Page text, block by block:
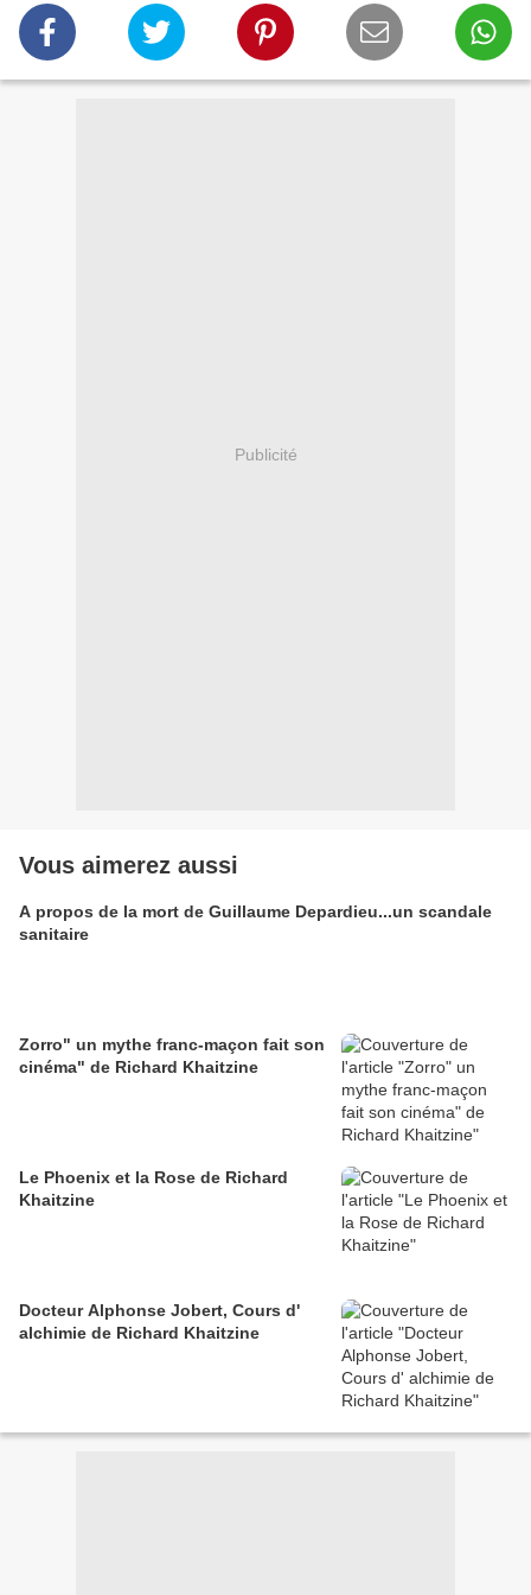
Publicité
Vous aimerez aussi
A propos de la mort de Guillaume Depardieu...un scandale
sanitaire
Zorro" un mythe franc-maçon fait son
cinéma" de Richard Khaitzine
Le Phoenix et la Rose de Richard
Khaitzine
Docteur Alphonse Jobert, Cours d'
alchimie de Richard Khaitzine